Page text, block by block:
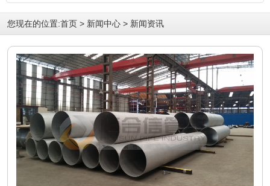
您现在的位置:首页 > 新闻中心 > 新闻资讯